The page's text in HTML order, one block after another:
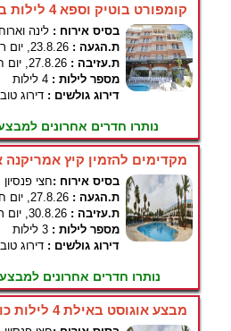
קומפורט בוטיק וספא 4 לילות במחיר מיוחד
בסיס אירוח : לינה
ת.הגעה : 23.8.26, יום ראשון
ת.עזיבה : 27.8.26, יום חמישי
מספר לילות : 4 לילות
דירוג גולשים : דירוג טוב
נותרו חדרים אחרונים
מקדימים להזמין קיץ אמריקנה
בסיס אירוח :חצי פנסיון
ת.הגעה : 27.8.26, יום חמישי
ת.עזיבה : 30.8.26, יום ראשון
מספר לילות : 3 לילות
דירוג גולשים : דירוג
נותרו חדרים אחרונים
מבצע אוגוסט באילת 4 לילות כולל חצי פנסיון